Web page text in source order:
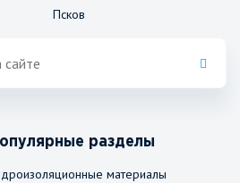
Псков
разделы
материалы